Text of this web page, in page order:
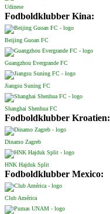
Udinese
Fodboldklubber Kina:
Beijing Guoan FC
Guangzhou Evergrande FC
Jiangsu Suning FC
Shanghai Shenhua FC
Fodboldklubber Kroatien:
Dinamo Zagreb
HNK Hajduk Split
Fodboldklubber Mexico:
Club América